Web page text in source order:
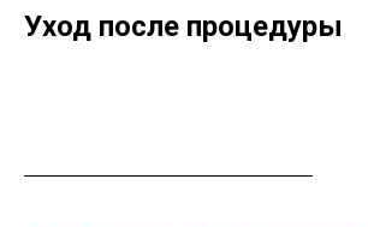
Уход после процедуры